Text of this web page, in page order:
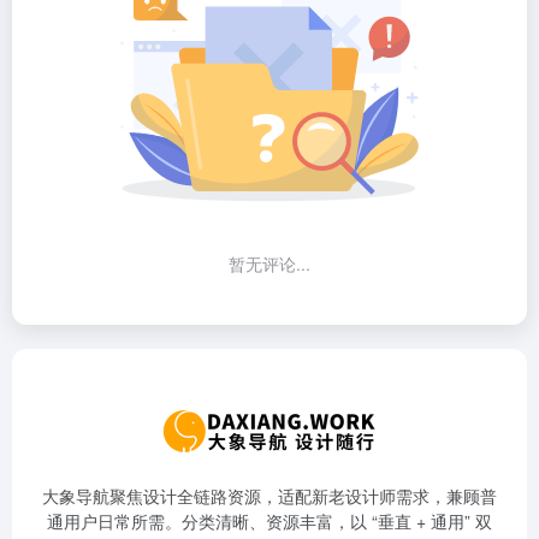
暂无评论...
大象导航聚焦设计全链路资源，适配新老设计师需求，兼顾普
通用户日常所需。分类清晰、资源丰富，以 “垂直 + 通用” 双